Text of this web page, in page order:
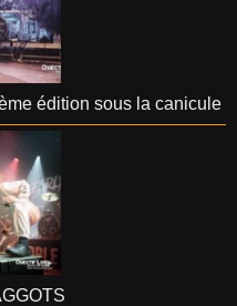
édition sous la canicule